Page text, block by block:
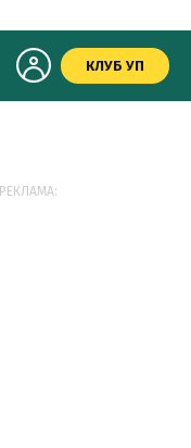
КЛУБ УП
РЕКЛАМА: